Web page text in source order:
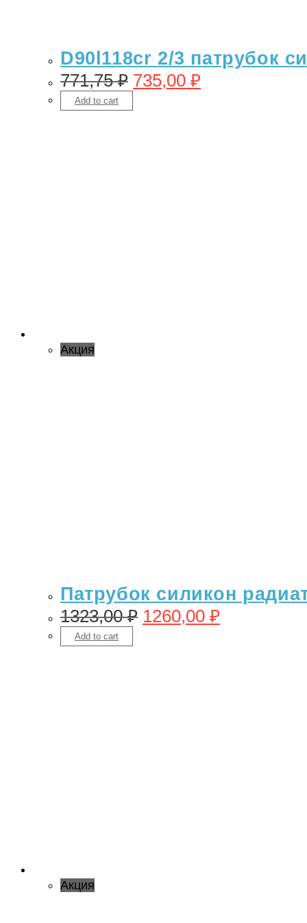
D90l118cr 2/3 патрубок
771,75₽ 735,00 ₽
Add to cart
Акция
Патрубок силикон
1323,00₽ 1260,00 ₽
Add to cart
Акция